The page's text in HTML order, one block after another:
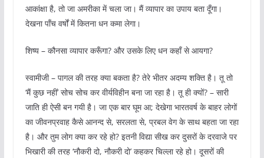
आकांक्षा है, तो जा अमरीका में चला जा। मैं व्यापार का उपाय बता दूँगा।
देखना पाँच वर्षों में कितना धन कमा लेगा।
शिष्य – कौनसा व्यापार करूँगा? और उसके लिए धन कहाँ से आयगा?
स्वामीजी – पागल की तरह क्या बकता है? तेरे भीतर अदम्य शक्ति है। तू तो
‘मैं कुछ नहीं’ सोच सोच कर वीर्यविहीन बना जा रहा है। तू ही क्यों? – सारी
जाति ही ऐसी बन गयी है। जा एक बार घूम आ; देखेगा भारतवर्ष के बाहर लोगों
का जीवनप्रवाह कैसे आनन्द से, सरलता से, प्रबल वेग के साथ बहता जा रहा
है। और तुम लोग क्या कर रहे हो? इतनी विद्या सीख कर दुसरों के दरवाजे पर
भिखारी की तरह ‘नौकरी दो, नौकरी दो’ कहकर चिल्ला रहे हो। दूसरों की